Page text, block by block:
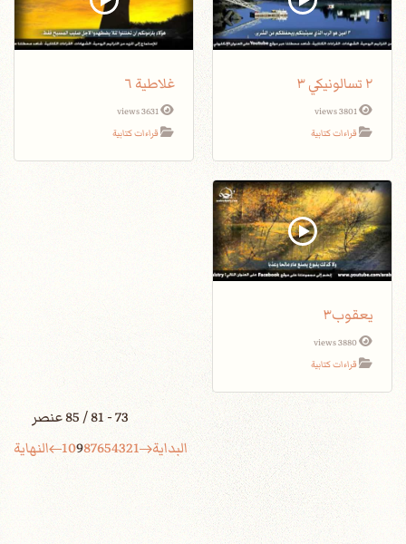
٢ تسالونيكي ٣
3801 views
قراءات كتابية
غلاطية ٦
3631 views
قراءات كتابية
يعقوب٣
3880 views
قراءات كتابية
73 - 81 / 85 عنصر
البداية
1
2
3
4
5
6
7
8
9
10 النهاية